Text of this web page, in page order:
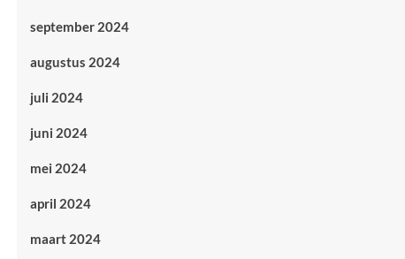
september 2024
augustus 2024
juli 2024
juni 2024
mei 2024
april 2024
maart 2024